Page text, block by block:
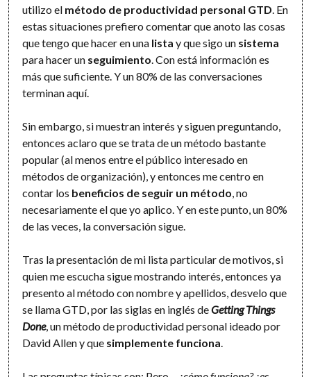
utilizo el método de productividad personal GTD . En
estas situaciones prefiero comentar que anoto las cosas
que tengo que hacer en una lista y que sigo un sistema
para hacer un seguimiento . Con está información es
más que suficiente. Y un 80% de las conversaciones
terminan aquí.
Sin embargo, si muestran interés y siguen preguntando,
entonces aclaro que se trata de un método bastante
popular (al menos entre el público interesado en
métodos de organización), y entonces me centro en
contar los beneficios de seguir un método , no
necesariamente el que yo aplico. Y en este punto, un 80%
de las veces, la conversación sigue.
Tras la presentación de mi lista particular de motivos, si
quien me escucha sigue mostrando interés, entonces ya
presento al método con nombre y apellidos, desvelo que
se llama GTD, por las siglas en inglés deGetting Things
Done, un método de productividad personal ideado por
David Allen y que simplemente funciona